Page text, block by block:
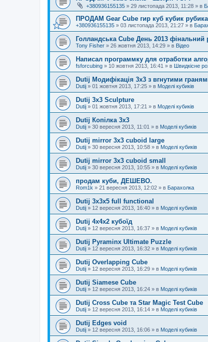
+380936155135 » 29 листопада 2013, 11:28 » в
ПРОДАМ Gear Cube гир куб кубик рубика
+380936155135 » 03 листопада 2013, 21:27 » в
Голландська Cube День 2013 фінальний
Tony Fisher » 26 жовтня 2013, 14:29 » в Відео
Написал программку для отработки
fsforcubing » 10 жовтня 2013, 16:41 » в Швидкісне
Dutij Модифікація 3х3 з вгнутими
Dutij » 01 жовтня 2013, 17:25 » в Моделі кубиків
Dutij 3x3 Sculpture
Dutij » 01 жовтня 2013, 17:21 » в Моделі кубиків
Dutij Копілка 3х3
Dutij » 30 вересня 2013, 11:01 » в Моделі кубиків
Dutij mirror 3x3 cuboid large
Dutij » 30 вересня 2013, 10:58 » в Моделі кубиків
Dutij mirror 3х3 cuboid small
Dutij » 30 вересня 2013, 10:55 » в Моделі кубиків
продам куби, ДЕШЕВО.
Rom1k » 21 вересня 2013, 12:02 » в Барахолка
Dutij 3х3х5 full functional
Dutij » 12 вересня 2013, 16:40 » в Моделі кубиків
Dutij 4х4х2 кубоїд
Dutij » 12 вересня 2013, 16:37 » в Моделі кубиків
Dutij Pyraminx Ultimate Puzzle
Dutij » 12 вересня 2013, 16:32 » в Моделі кубиків
Dutij Overlapping Cube
Dutij » 12 вересня 2013, 16:29 » в Моделі кубиків
Dutij Siamese Cube
Dutij » 12 вересня 2013, 16:24 » в Моделі кубиків
Dutij Cross Cube та Star Magic Test Cube
Dutij » 12 вересня 2013, 16:14 » в Моделі кубиків
Dutij Edges void
Dutij » 12 вересня 2013, 16:06 » в Моделі кубиків